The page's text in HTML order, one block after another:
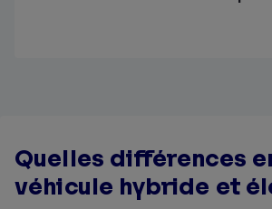
Quelles différences
véhicule hybride et